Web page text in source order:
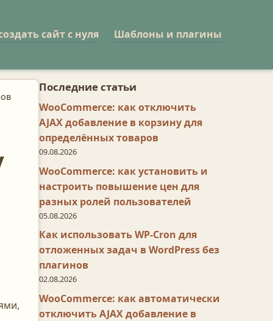
сайт с нуля Шаблоны и плагины
Последние статьи
WooCommerce: как отключить
AJAX добавление в корзину для
определённых товаров
09.08.2026
WooCommerce: как установить и
настроить повышение цен для
разных ролей пользователей
05.08.2026
Как использовать WP-Cron для
отложенных задач в WordPress без
плагинов
02.08.2026
WooCommerce: как автоматически
отключить AJAX добавление в